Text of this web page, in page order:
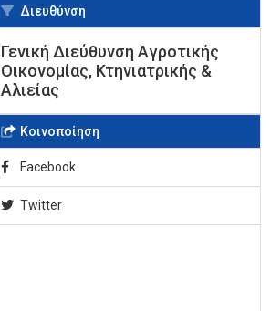
Διευθύνση
Γενική Διεύθυνση Αγροτικής
Οικονομίας, Κτηνιατρικής &
Αλιείας
Κοινοποίηση
Facebook
Twitter